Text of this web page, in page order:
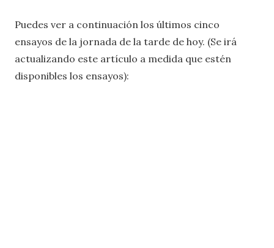
Puedes ver a continuación los últimos cinco
ensayos de la jornada de la tarde de hoy. (Se irá
actualizando este artículo a medida que estén
disponibles los ensayos):